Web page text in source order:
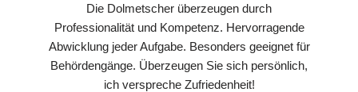
Die Dolmetscher überzeugen durch
Professionalität und Kompetenz. Hervorragende
Abwicklung jeder Aufgabe. Besonders geeignet für
Behördengänge. Überzeugen Sie sich persönlich,
ich verspreche Zufriedenheit!